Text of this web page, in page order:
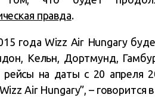
правда.
года Wizz Air Hungary
Кельн, Дортмунд,
на даты с 20 апреля
Air Hungary”, – говорится